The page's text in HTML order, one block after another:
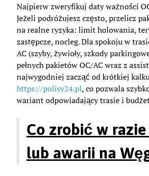
Najpierw zweryfikuj daty ważności
Jeżeli podróżujesz często, przelicz
na realne ryzyka: limit holowania,
zastępcze, nocleg. Dla spokoju w
AC (szyby, żywioły, szkody
pełnych pakietów OC/AC wraz z
najwygodniej zacząć od krótkiej
https://polisy24.pl, co pozwala
wariant odpowiadający trasie i
Co zrobić w
lub awarii na